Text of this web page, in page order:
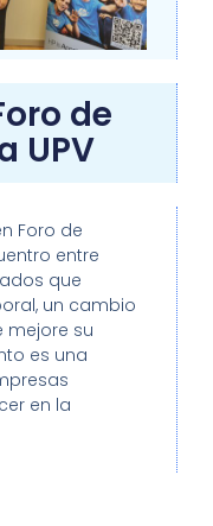
de
UPV
Foro de
entre
que
un cambio
mejore su
es una
en la